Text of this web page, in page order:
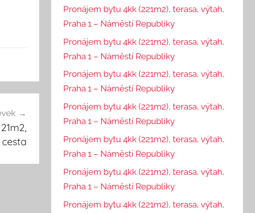
Pronájem bytu 4kk (221m2), terasa, výtah,
Praha 1 – Náměstí Republiky
Pronájem bytu 4kk (221m2), terasa, výtah,
Praha 1 – Náměstí Republiky
Pronájem bytu 4kk (221m2), terasa, výtah,
Praha 1 – Náměstí Republiky
Pronájem bytu 4kk (221m2), terasa, výtah,
Praha 1 – Náměstí Republiky
Pronájem bytu 4kk (221m2), terasa, výtah,
Praha 1 – Náměstí Republiky
Pronájem bytu 4kk (221m2), terasa, výtah,
Praha 1 – Náměstí Republiky
Pronájem bytu 4kk (221m2), terasa, výtah,